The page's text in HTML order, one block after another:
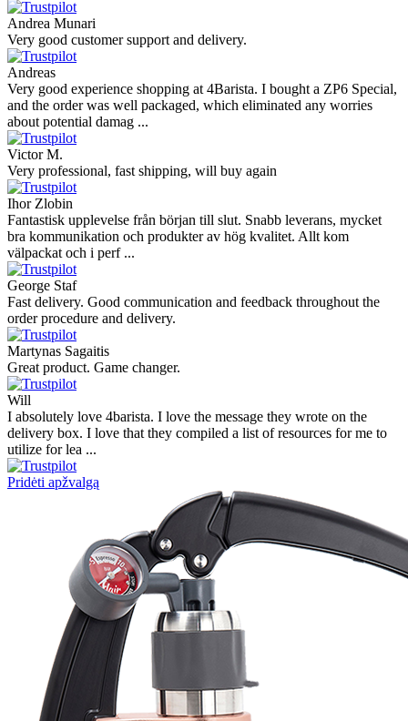
Andrea Munari
Very good customer support and delivery.
Andreas
Very good experience shopping at 4Barista. I bought a ZP6 Special,
and the order was well packaged, which eliminated any worries
about potential damag ...
Victor M.
Very professional, fast shipping, will buy again
Ihor Zlobin
Fantastisk upplevelse från början till slut. Snabb leverans, mycket
bra kommunikation och produkter av hög kvalitet. Allt kom
välpackat och i perf ...
George Staf
Fast delivery. Good communication and feedback throughout the
order procedure and delivery.
Martynas Sagaitis
Great product. Game changer.
Will
I absolutely love 4barista. I love the message they wrote on the
delivery box. I love that they compiled a list of resources for me to
utilize for lea ...
Pridėti apžvalgą